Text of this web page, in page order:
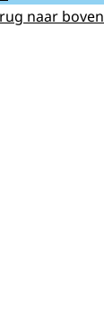
naar boven